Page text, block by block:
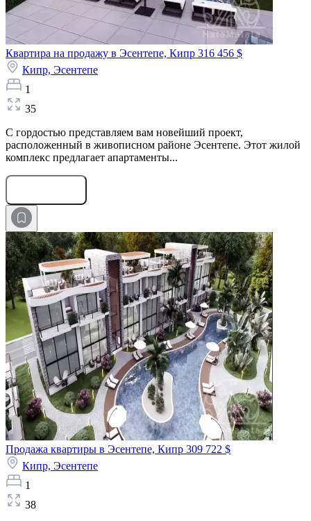
Квартира на продажу в Эсентепе, Кипр 316 456 $
Кипр, Эсентепе
1
35
С гордостью представляем вам новейший проект,
расположенный в живописном районе Эсентепе. Этот жилой
комплекс предлагает апартаменты...
Продажа квартиры в Эсентепе, Кипр 309 722 $
Кипр, Эсентепе
1
38